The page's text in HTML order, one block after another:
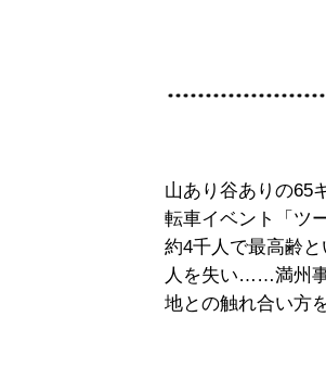
山あり谷ありの65
転車イベント「ツ
約4千人で最高齢
人を失い……満州
地との触れ合い方